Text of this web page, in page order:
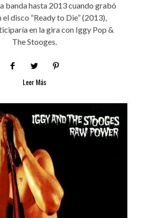
banda hasta 2013 cuando grabó
el disco “Ready to Die” (2013),
en la gira con Iggy Pop &
The Stooges.
Leer Más